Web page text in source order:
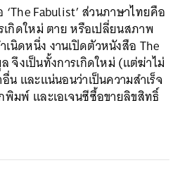
Fabulist’ ส่วนภาษาไทยคือ
เกิดใหม่ ตาย หรือเปลี่ยนสภาพ
เนิดหนึ่ง งานเปิดตัวหนังสือ The
จึงเป็นทั้งการเกิดใหม่ (แต่ฆ่าไม่
และแน่นอนว่าเป็นความสำเร็จ
พิมพ์ และเอเจนซีซื้อขายลิขสิทธิ์